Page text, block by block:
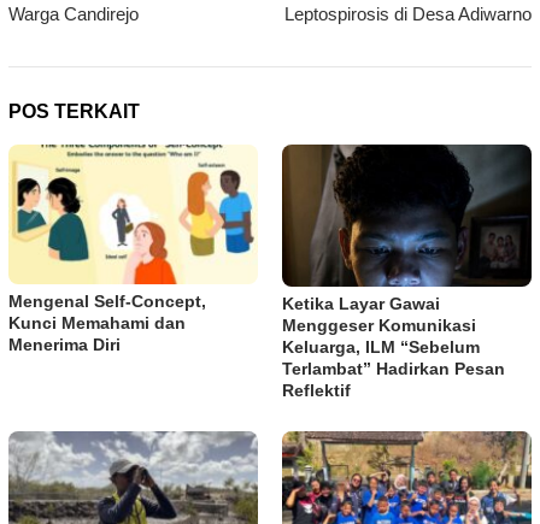
Warga Candirejo
Leptospirosis di Desa Adiwarno
POS TERKAIT
Mengenal Self-Concept,
Kunci Memahami dan
Menerima Diri
Ketika Layar Gawai
Menggeser Komunikasi
Keluarga, ILM “Sebelum
Terlambat” Hadirkan Pesan
Reflektif